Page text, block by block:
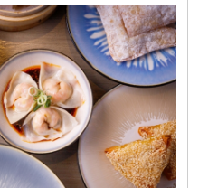
源：高雄福華大飯店
分證對對碰」的